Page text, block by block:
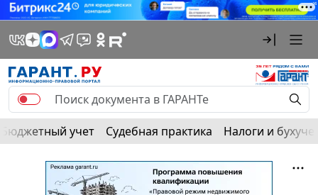
Бюджетный учет Судебная практика Налоги и